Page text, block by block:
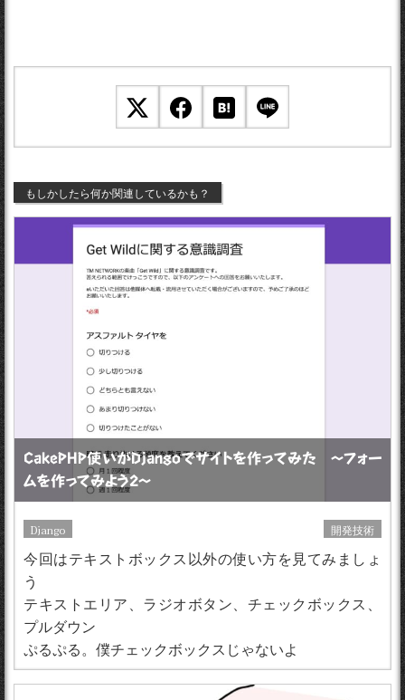
もしかしたら何か関連しているかも？
CakePHP使いがDjangoでサイトを作ってみた 〜フォー
ムを作ってみよう2〜
Django 開発技術
今回はテキストボックス以外の使い方を見てみましょ
う
テキストエリア、ラジオボタン、チェックボックス、
プルダウン
ぷるぷる。僕チェックボックスじゃないよ